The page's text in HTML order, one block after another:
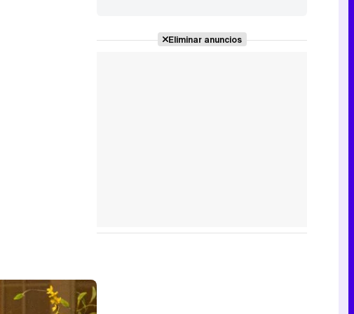
Eliminar anuncios